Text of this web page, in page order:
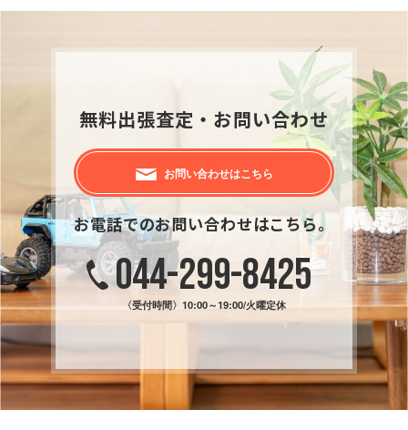
無料出張査定・お問い合わせ
お問い合わせはこちら
お電話でのお問い合わせはこちら。
044-299-8425
〈受付時間〉 10:00～19:00/火曜定休